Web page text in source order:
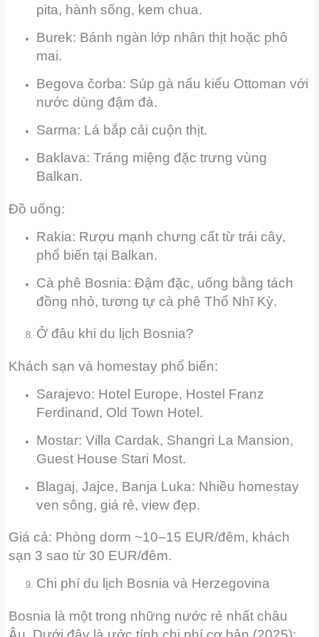
pita, hành sống, kem chua.
Burek: Bánh ngàn lớp nhân thịt hoặc phô
mai.
Begova čorba: Súp gà nấu kiểu Ottoman với
nước dùng đậm đà.
Sarma: Lá bắp cải cuộn thịt.
Baklava: Tráng miệng đặc trưng vùng
Balkan.
Đồ uống:
Rakia: Rượu mạnh chưng cất từ trái cây,
phổ biến tại Balkan.
Cà phê Bosnia: Đậm đặc, uống bằng tách
đồng nhỏ, tương tự cà phê Thổ Nhĩ Kỳ.
Ở đâu khi du lịch Bosnia?
Khách sạn và homestay phổ biến:
Sarajevo: Hotel Europe, Hostel Franz
Ferdinand, Old Town Hotel.
Mostar: Villa Cardak, Shangri La Mansion,
Guest House Stari Most.
Blagaj, Jajce, Banja Luka: Nhiều homestay
ven sông, giá rẻ, view đẹp.
Giá cả: Phòng dorm ~10–15 EUR/đêm, khách
sạn 3 sao từ 30 EUR/đêm.
Chi phí du lịch Bosnia và Herzegovina
Bosnia là một trong những nước rẻ nhất châu